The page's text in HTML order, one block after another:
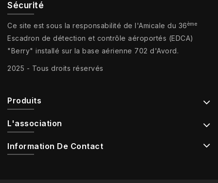
Sécurité
Ce site est sous la responsabilité de l'Amicale du 36ème
Escadron de détection et contrôle aéroportés (EDCA)
"Berry" installé sur la base aérienne 702 d'Avord.
2025 - Tous droits réservés
Produits
L'association
Information De Contact